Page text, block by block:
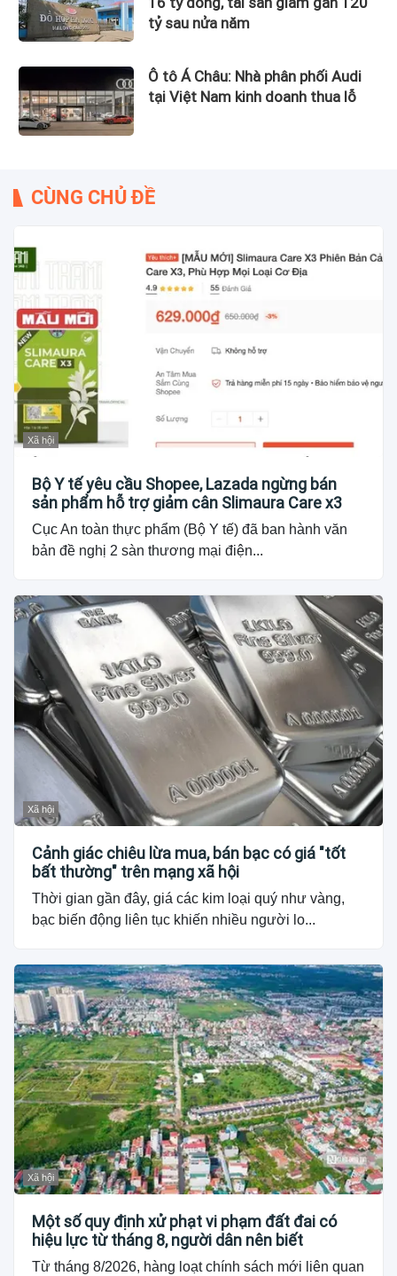
tỷ sau nửa năm
Ô tô Á Châu: Nhà phân phối Audi
tại Việt Nam kinh doanh thua lỗ
CÙNG CHỦ ĐỀ
Xã hội
Bộ Y tế yêu cầu Shopee, Lazada ngừng bán
sản phẩm hỗ trợ giảm cân Slimaura Care x3
Cục An toàn thực phẩm (Bộ Y tế) đã ban hành văn
bản đề nghị 2 sàn thương mại điện...
Xã hội
Cảnh giác chiêu lừa mua, bán bạc có giá "tốt
bất thường" trên mạng xã hội
Thời gian gần đây, giá các kim loại quý như vàng,
bạc biến động liên tục khiến nhiều người lo...
Xã hội
Một số quy định xử phạt vi phạm đất đai có
hiệu lực từ tháng 8, người dân nên biết
Từ tháng 8/2026, hàng loạt chính sách mới liên quan